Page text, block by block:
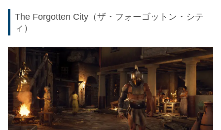
The Forgotten City（ザ・フォーゴットン・シテ
ィ）